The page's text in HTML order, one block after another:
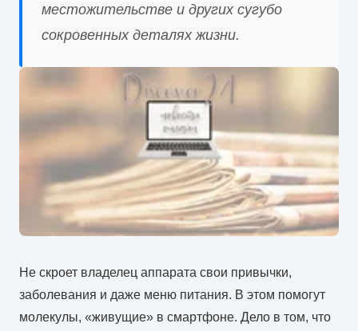
местожительстве и других сугубо
сокровенных деталях жизни.
Не скроет владелец аппарата свои привычки,
заболевания и даже меню питания. В этом помогут
молекулы, «живущие» в смартфоне. Дело в том, что